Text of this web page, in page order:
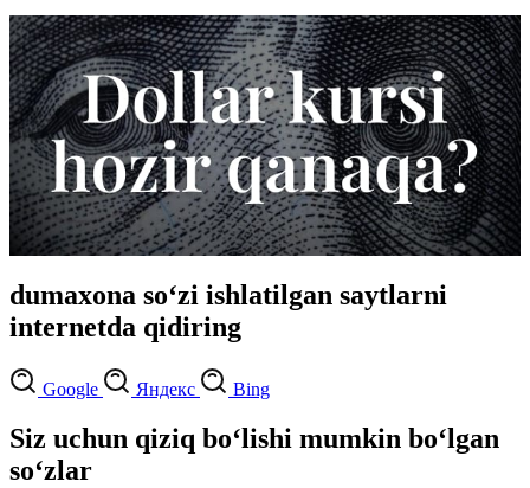
dumaxona so‘zi ishlatilgan saytlarni
internetda qidiring
Google Яндекс Bing
Siz uchun qiziq bo‘lishi mumkin bo‘lgan
so‘zlar